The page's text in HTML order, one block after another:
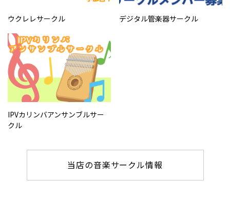
ウクレレサークル デジタル管楽器サークル
IPVカリンバアンサンブルサー
クル
当店の音楽サークル情報